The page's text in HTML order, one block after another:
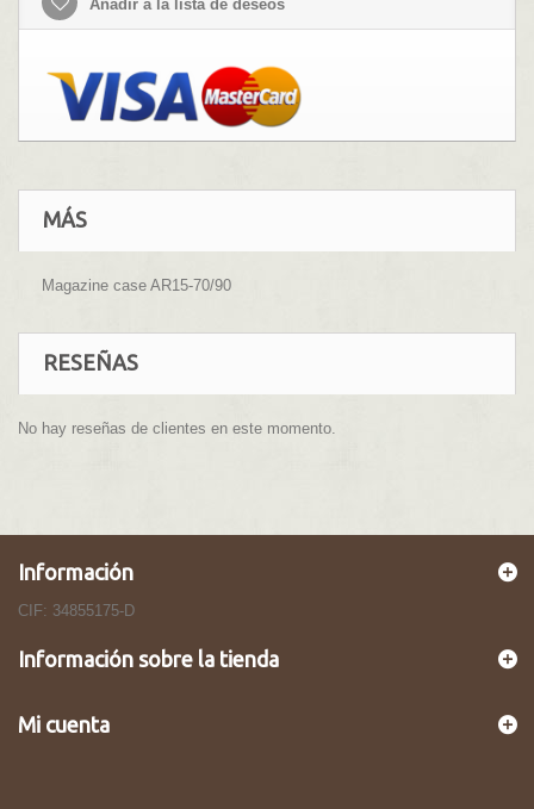
Añadir a la lista de deseos
MÁS
Magazine case AR15-70/90
RESEÑAS
No hay reseñas de clientes en este momento.
Información
CIF: 34855175-D
Información sobre la tienda
Mi cuenta